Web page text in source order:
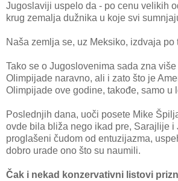
Jugoslaviji uspelo da - po cenu velikih
krug zemalja dužnika u koje svi
Naša zemlja se, uz Meksiko, izdvaja po
Tako se o Jugoslovenima sada zna
Olimpijade naravno, ali i zato što je
Olimpijade ove godine, takođe, samo u
Poslednjih dana, uoči posete Mike
ovde bila bliža nego ikad pre, Sarajlije i
proglašeni čudom od entuzijazma,
dobro urade ono što su naumili.
Čak i nekad konzervativni listovi